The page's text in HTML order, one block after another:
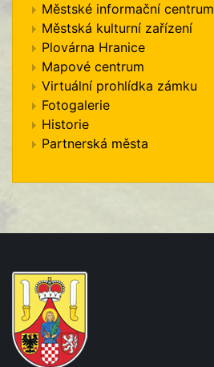
Městské informační centrum
Městská kulturní zařízení
Plovárna Hranice
Mapové centrum
Virtuální prohlídka zámku
Fotogalerie
Historie
Partnerská města